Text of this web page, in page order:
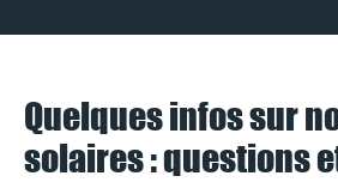
Quelques infos sur
solaires : questions